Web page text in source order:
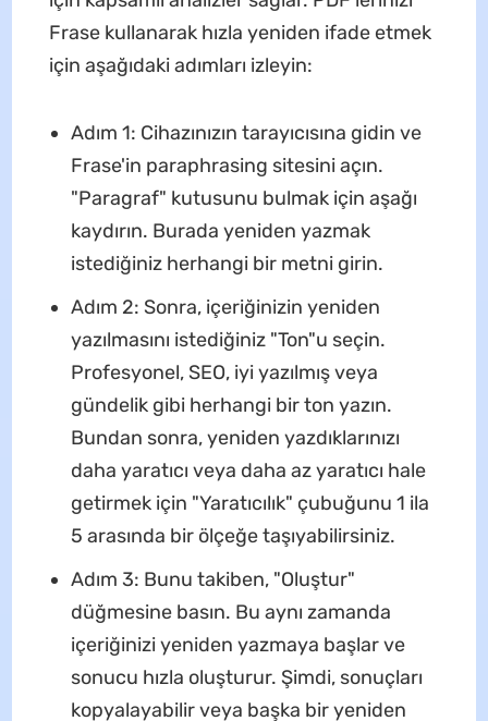
Frase kullanarak hızla yeniden ifade etmek
için aşağıdaki adımları izleyin:
Adım 1: Cihazınızın tarayıcısına gidin ve
Frase'in paraphrasing sitesini açın.
"Paragraf" kutusunu bulmak için aşağı
kaydırın. Burada yeniden yazmak
istediğiniz herhangi bir metni girin.
Adım 2: Sonra, içeriğinizin yeniden
yazılmasını istediğiniz "Ton"u seçin.
Profesyonel, SEO, iyi yazılmış veya
gündelik gibi herhangi bir ton yazın.
Bundan sonra, yeniden yazdıklarınızı
daha yaratıcı veya daha az yaratıcı hale
getirmek için "Yaratıcılık" çubuğunu 1 ila
5 arasında bir ölçeğe taşıyabilirsiniz.
Adım 3: Bunu takiben, "Oluştur"
düğmesine basın. Bu aynı zamanda
içeriğinizi yeniden yazmaya başlar ve
sonucu hızla oluşturur. Şimdi, sonuçları
kopyalayabilir veya başka bir yeniden